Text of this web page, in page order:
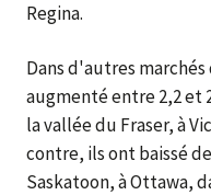
Regina.
Dans d'autres
augmenté entre 2,2 et
la vallée du Fraser, à
contre, ils ont baissé
Saskatoon, à Ottawa,